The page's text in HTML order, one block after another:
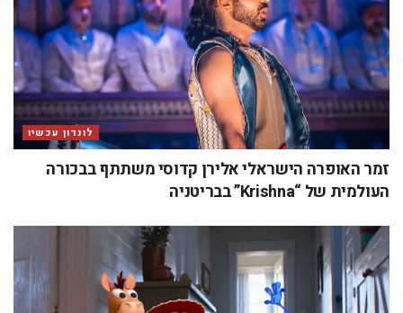
לונדון עכשיו
זמר האופרה הישראלי אלירן קדוסי משתתף בבכורה
העולמית של “Krishna” בבריטניה